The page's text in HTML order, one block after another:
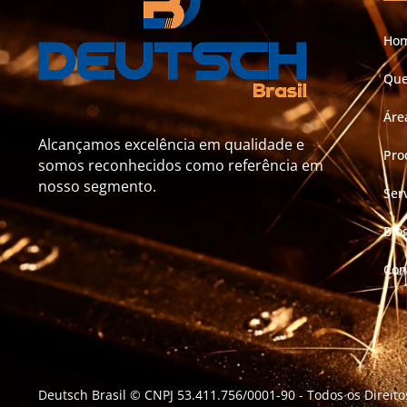
Alcançamos excelência em qualidade e
somos reconhecidos como referência em
nosso segmento.
Deutsch Brasil © CNPJ 53.411.756/0001-90- Todos os